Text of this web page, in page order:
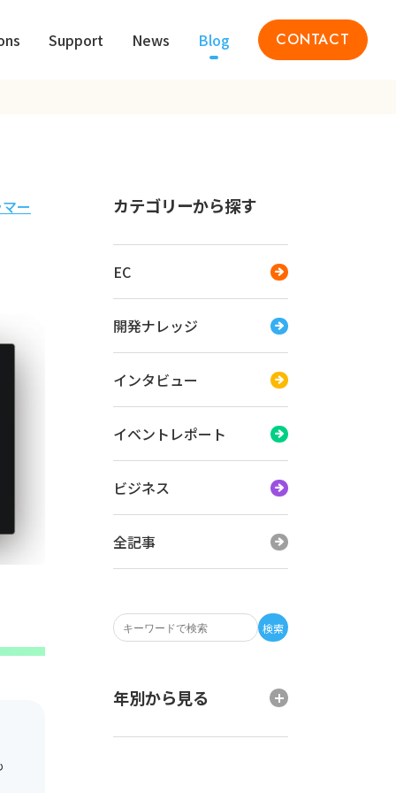
Support News Blog CONTACT
検索
カテゴリーから探す
EC
開発ナレッジ
インタビュー
イベントレポート
ビジネス
全記事
年別から見る
ー